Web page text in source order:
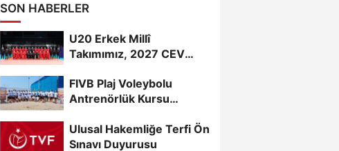
SON HABERLER
U20 Erkek Millî
Takımımız, 2027 CEV
Şampiyonası...
FIVB Plaj Voleybolu
Antrenörlük Kursu
Ulusal Hakemliğe Terfi Ön
Sınavı Duyurusu